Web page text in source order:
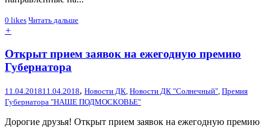
0 likes Читать дальше
+
Открыт прием заявок на ежегодную премию
Губернатора
11.04.201811.04.2018, Новости ДК Новости ДК "Солнечный" Премия
Губернатора "НАШЕ ПОДМОСКОВЬЕ"
Дорогие друзья! Открыт прием заявок на ежегодную премию